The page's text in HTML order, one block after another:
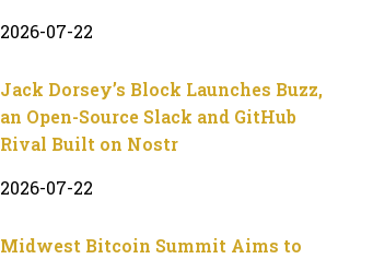
2026-07-22
Jack Dorsey’s Block Launches Buzz,
an Open-Source Slack and GitHub
Rival Built on Nostr
2026-07-22
Midwest Bitcoin Summit Aims to